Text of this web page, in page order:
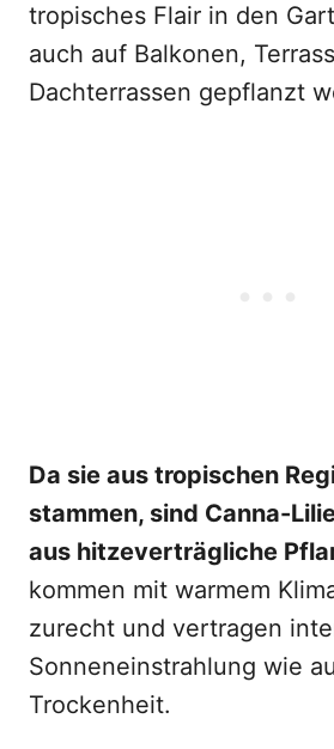
tropisches Flair in den
auch auf Balkonen,
Dachterrassen gepflanzt
Da sie aus tropischen
stammen, sind Canna-
aus hitzeverträgliche
kommen mit warmem
zurecht und vertragen
Sonneneinstrahlung wie
Trockenheit.